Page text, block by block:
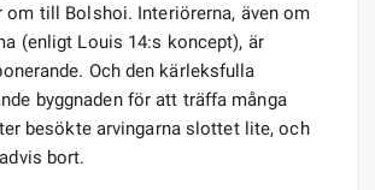
om till Bolshoi. Interiörerna, även om
(enligt Louis 14:s koncept), är
Och den kärleksfulla
byggnaden för att träffa många
besökte arvingarna slottet lite, och
bort.